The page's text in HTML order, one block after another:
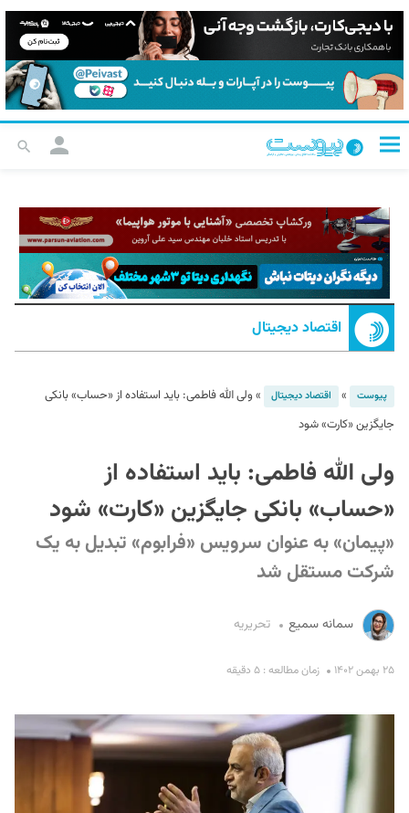
اقتصاد دیجیتال
پیوست » اقتصاد دیجیتال » ولی الله فاطمی: باید استفاده از «حساب» بانکی
جایگزین «کارت» شود
ولی الله فاطمی: باید استفاده از
«حساب» بانکی جایگزین «کارت» شود
«پیمان» به عنوان سرویس «فرابوم» تبدیل به یک
شرکت مستقل شد
سمانه سمیع تحریریه
۲۵ بهمن ۱۴۰۲ زمان مطالعه : ۵ دقیقه